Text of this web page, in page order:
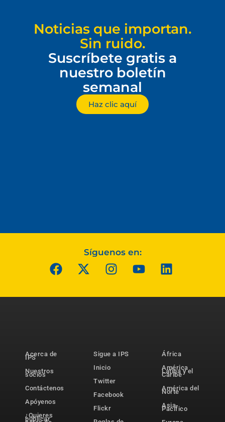
Noticias que importan.
Sin ruido.
Suscríbete gratis a
nuestro boletín
semanal
Haz clic aquí
Síguenos en:
Acerca de
IPS
Nuestros
socios
Contáctenos
Apóyenos
¿Quieres
publicar
Sigue a IPS
Inicio
Twitter
Facebook
Flickr
África
América
Latina y el
Caribe
América del
Norte
Asia-
Pacífico